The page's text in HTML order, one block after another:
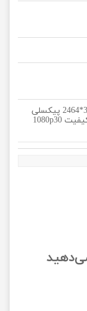
ثبت تصاویر استاتیک 3280*2464 پیکسلی
و ساپورت ویدیو هایی با کیفیت 1080p30